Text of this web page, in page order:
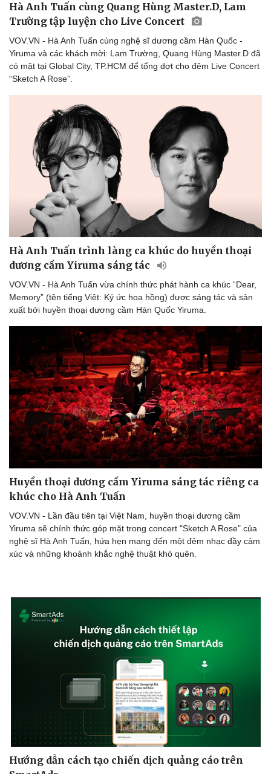
Văn hóa
Sân khấu - Điện ảnh
Văn học
Âm nhạc
Di sản
Giải trí
Nghệ sĩ
Thời trang
Sao Việt
Hà Anh Tuấn cùng Quang Hùng Master.D, Lam
Trường tập luyện cho Live Concert
VOV.VN - Hà Anh Tuấn cùng nghệ sĩ dương cầm Hàn Quốc -
Yiruma và các khách mời: Lam Trường, Quang Hùng Master.D đã
có mặt tại Global City, TP.HCM để tổng dợt cho đêm Live Concert
“Sketch A Rose”.
Hà Anh Tuấn trình làng ca khúc do huyền thoại
dương cầm Yiruma sáng tác
VOV.VN - Hà Anh Tuấn vừa chính thức phát hành ca khúc “Dear,
Memory” (tên tiếng Việt: Ký ức hoa hồng) được sáng tác và sản
xuất bởi huyền thoại dương cầm Hàn Quốc Yiruma.
Huyền thoại dương cầm Yiruma sáng tác riêng ca
khúc cho Hà Anh Tuấn
VOV.VN - Lần đầu tiên tại Việt Nam, huyền thoại dương cầm
Yiruma sẽ chính thức góp mặt trong concert "Sketch A Rose" của
nghệ sĩ Hà Anh Tuấn, hứa hẹn mang đến một đêm nhạc đầy cảm
xúc và những khoảnh khắc nghệ thuật khó quên.
Hướng dẫn cách tạo chiến dịch quảng cáo trên